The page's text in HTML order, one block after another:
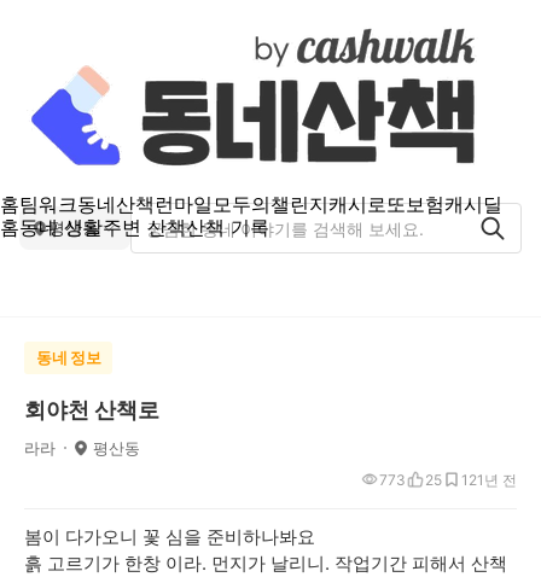
홈팀워크동네산책런마일모두의챌린지캐시로또보험캐시딜
홈동네 생활주변 산책산책 기록
평산동
동네 정보
회야천 산책로
라라 평산동
1년 전
773 25 12
봄이 다가오니 꽃 심을 준비하나봐요
흙 고르기가 한창 이라. 먼지가 날리니. 작업기간 피해서 산책